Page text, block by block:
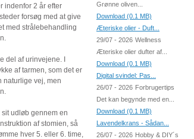
indenfor 2 år efter
forsøg med at give
med strålebehandling
af urinvejene. I
af tarmen, som det er
naturlige vej, men
udløb gennem en
af stomien, så
hver 5. eller 6. time,
Grønne oliven...
Download (0.1 MB)
Æteriske olier - Duft...
29/07 - 2026 Wellness
Æteriske olier dufter af...
Download (0.1 MB)
Digital svindel: Pas...
26/07 - 2026 Forbrugertips
Det kan begynde med en...
Download (0.1 MB)
Lavendelkrans - Sådan...
26/07 - 2026 Hobby & DIY´s